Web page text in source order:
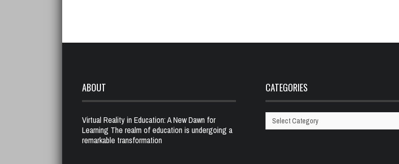
ABOUT
Virtual Reality in Education: A New Dawn for
Learning The realm of education is undergoing a
remarkable transformation
CATEGORIES
Categories